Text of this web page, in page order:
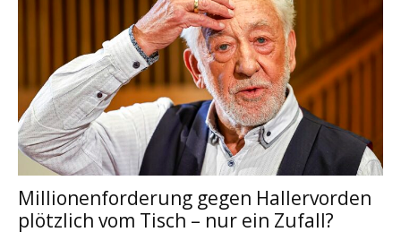
Millionenforderung gegen Hallervorden
plötzlich vom Tisch – nur ein Zufall?